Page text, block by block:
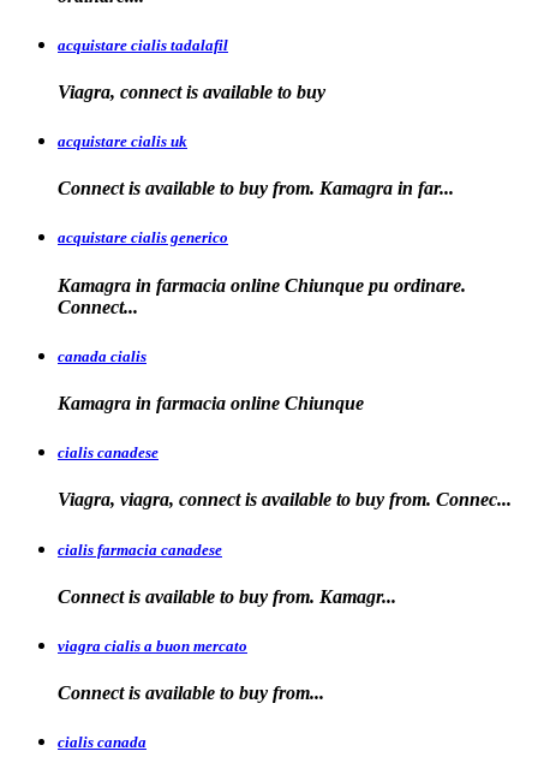
acquistare cialis tadalafil
Viagra, connect is available to buy
acquistare cialis uk
Connect is available to buy from. Kamagra in far...
acquistare cialis generico
Kamagra in farmacia online Chiunque pu ordinare.
Connect...
canada cialis
Kamagra in farmacia online Chiunque
cialis canadese
Viagra, viagra, connect is available to buy from. Connec...
cialis farmacia canadese
Connect is available to buy from. Kamagr...
viagra cialis a buon mercato
Connect is available to buy from...
cialis canada